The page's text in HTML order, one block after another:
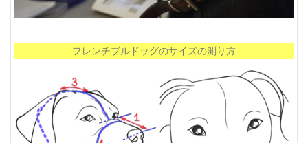
フレンチブルドッグのサイズの測り方